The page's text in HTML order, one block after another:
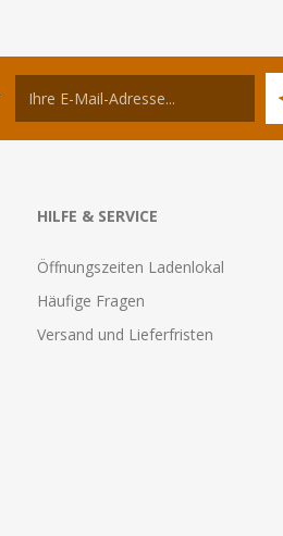
HILFE & SERVICE
Öffnungszeiten Ladenlokal
Häufige Fragen
Versand und Lieferfristen